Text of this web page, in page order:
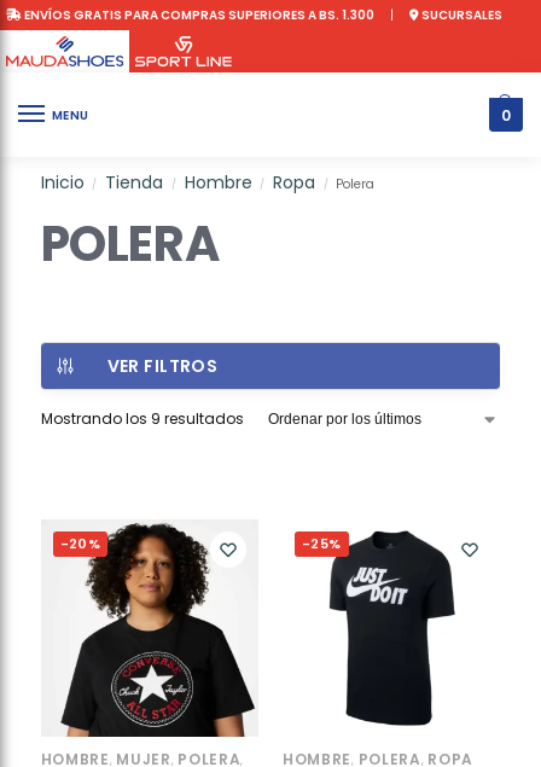
ENVÍOS GRATIS PARA COMPRAS SUPERIORES A BS. 1.300 | SUCURSALES
MENU 0
Inicio / Tienda / Hombre / Ropa / Polera
POLERA
VER FILTROS
Mostrando los 9 resultados
-20%
HOMBRE, MUJER, POLERA,
-25%
HOMBRE, POLERA, ROPA